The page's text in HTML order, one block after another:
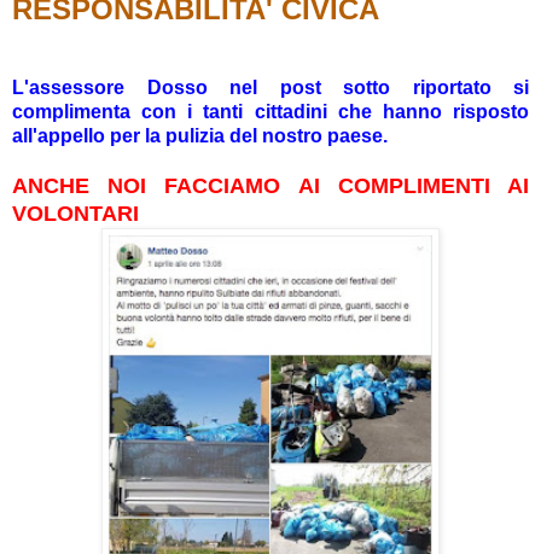
RESPONSABILITA' CIVICA
L'assessore Dosso nel post sotto riportato si
complimenta con i tanti cittadini che hanno risposto
all'appello per la pulizia del nostro paese.
ANCHE NOI FACCIAMO AI COMPLIMENTI AI
VOLONTARI